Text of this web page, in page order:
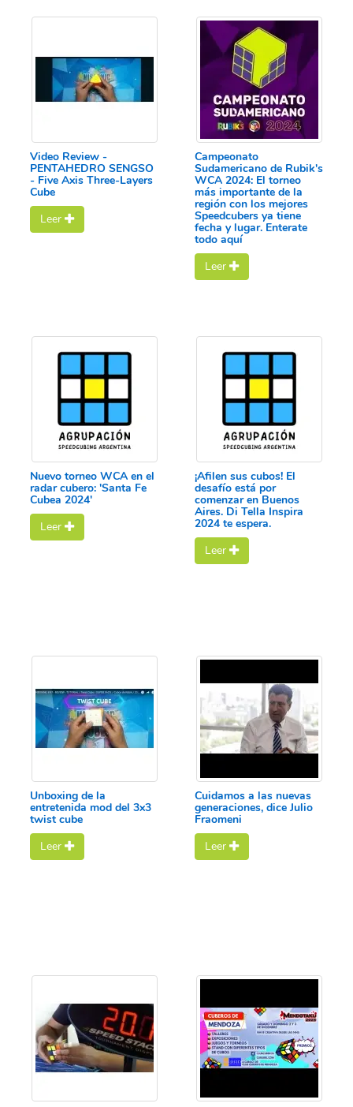
Video Review -
PENTAHEDRO SENGSO
- Five Axis Three-Layers
Cube
Leer
Campeonato
Sudamericano de Rubik's
WCA 2024: El torneo
más importante de la
región con los mejores
Speedcubers ya tiene
fecha y lugar. Enterate
todo aquí
Leer
Nuevo torneo WCA en el
radar cubero: 'Santa Fe
Cubea 2024'
Leer
¡Afilen sus cubos! El
desafío está por
comenzar en Buenos
Aires. Di Tella Inspira
2024 te espera.
Leer
Unboxing de la
entretenida mod del 3x3
twist cube
Leer
Cuidamos a las nuevas
generaciones, dice Julio
Fraomeni
Leer